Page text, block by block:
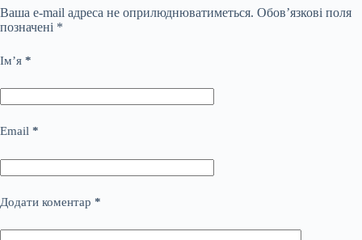
Ваша e-mail адреса не оприлюднюватиметься. Обов’язкові поля
позначені *
Ім’я *
Email *
Додати коментар *